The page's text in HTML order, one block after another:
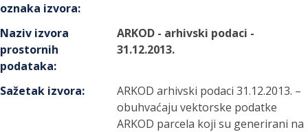
oznaka izvora:
Naziv izvora
prostornih
podataka:
ARKOD - arhivski podaci -
31.12.2013.
Sažetak izvora:
ARKOD arhivski podaci 31.12.2013. –
obuhvaćaju vektorske podatke
ARKOD parcela koji su generirani na